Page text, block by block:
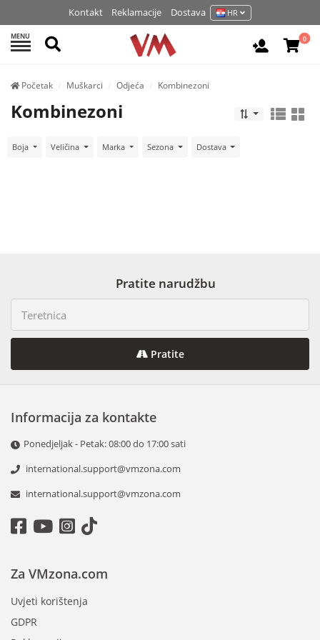
Kontakt Reklamacije Dostava HR
MENU Pretraži Prijavite
0
Početak Muškarci Odjeća Kombinezoni
Kombinezoni
Boja Veličina Marka Sezona Dostava
Pratite narudžbu
Pratite
Informacija za kontakte
Ponedjeljak - Petak: 08:00 do 17:00 sati
international.support@vmzona.com
international.support@vmzona.com
Za VMzona.com
Uvjeti korištenja
GDPR